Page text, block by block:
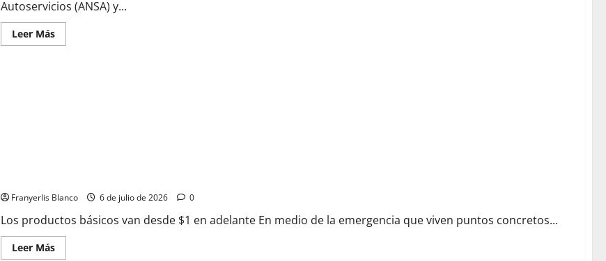
Autoservicios (ANSA) y...
Leer Más
Franyerlis Blanco 6 de julio de 2026 0
Los productos básicos van desde $1 en adelante En medio de la emergencia que viven puntos concretos...
Leer Más